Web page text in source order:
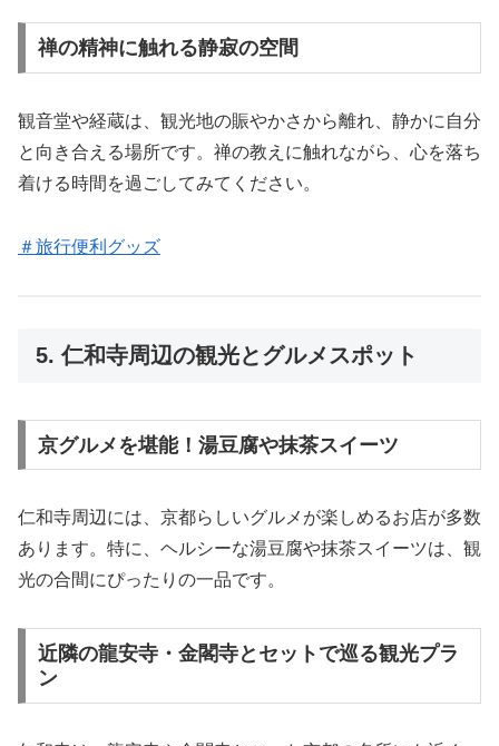
禅の精神に触れる静寂の空間
観音堂や経蔵は、観光地の賑やかさから離れ、静かに自分
と向き合える場所です。禅の教えに触れながら、心を落ち
着ける時間を過ごしてみてください。
＃旅行便利グッズ
5. 仁和寺周辺の観光とグルメスポット
京グルメを堪能！湯豆腐や抹茶スイーツ
仁和寺周辺には、京都らしいグルメが楽しめるお店が多数
あります。特に、ヘルシーな湯豆腐や抹茶スイーツは、観
光の合間にぴったりの一品です。
近隣の龍安寺・金閣寺とセットで巡る観光プラ
ン